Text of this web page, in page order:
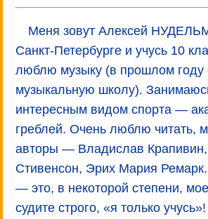
Меня зовут Алексей
Санкт-Петербурге и учусь 10
люблю музыку (в прошлом году
музыкальную школу).
интересным видом спорта —
греблей. Очень люблю читать,
авторы — Владислав
Стивенсон, Эрих Мария
— это, в некоторой степени,
судите строго, «я только учусь»!